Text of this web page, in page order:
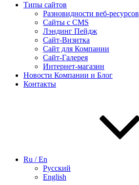
Типы сайтов
Разновидности веб-ресурсов
Сайты с CMS
Лэндинг Пейдж
Сайт-Визитка
Сайт для Компании
Сайт-Галерея
Интернет-магазин
Новости Компании и Блог
Контакты
Ru / En
Русский
English